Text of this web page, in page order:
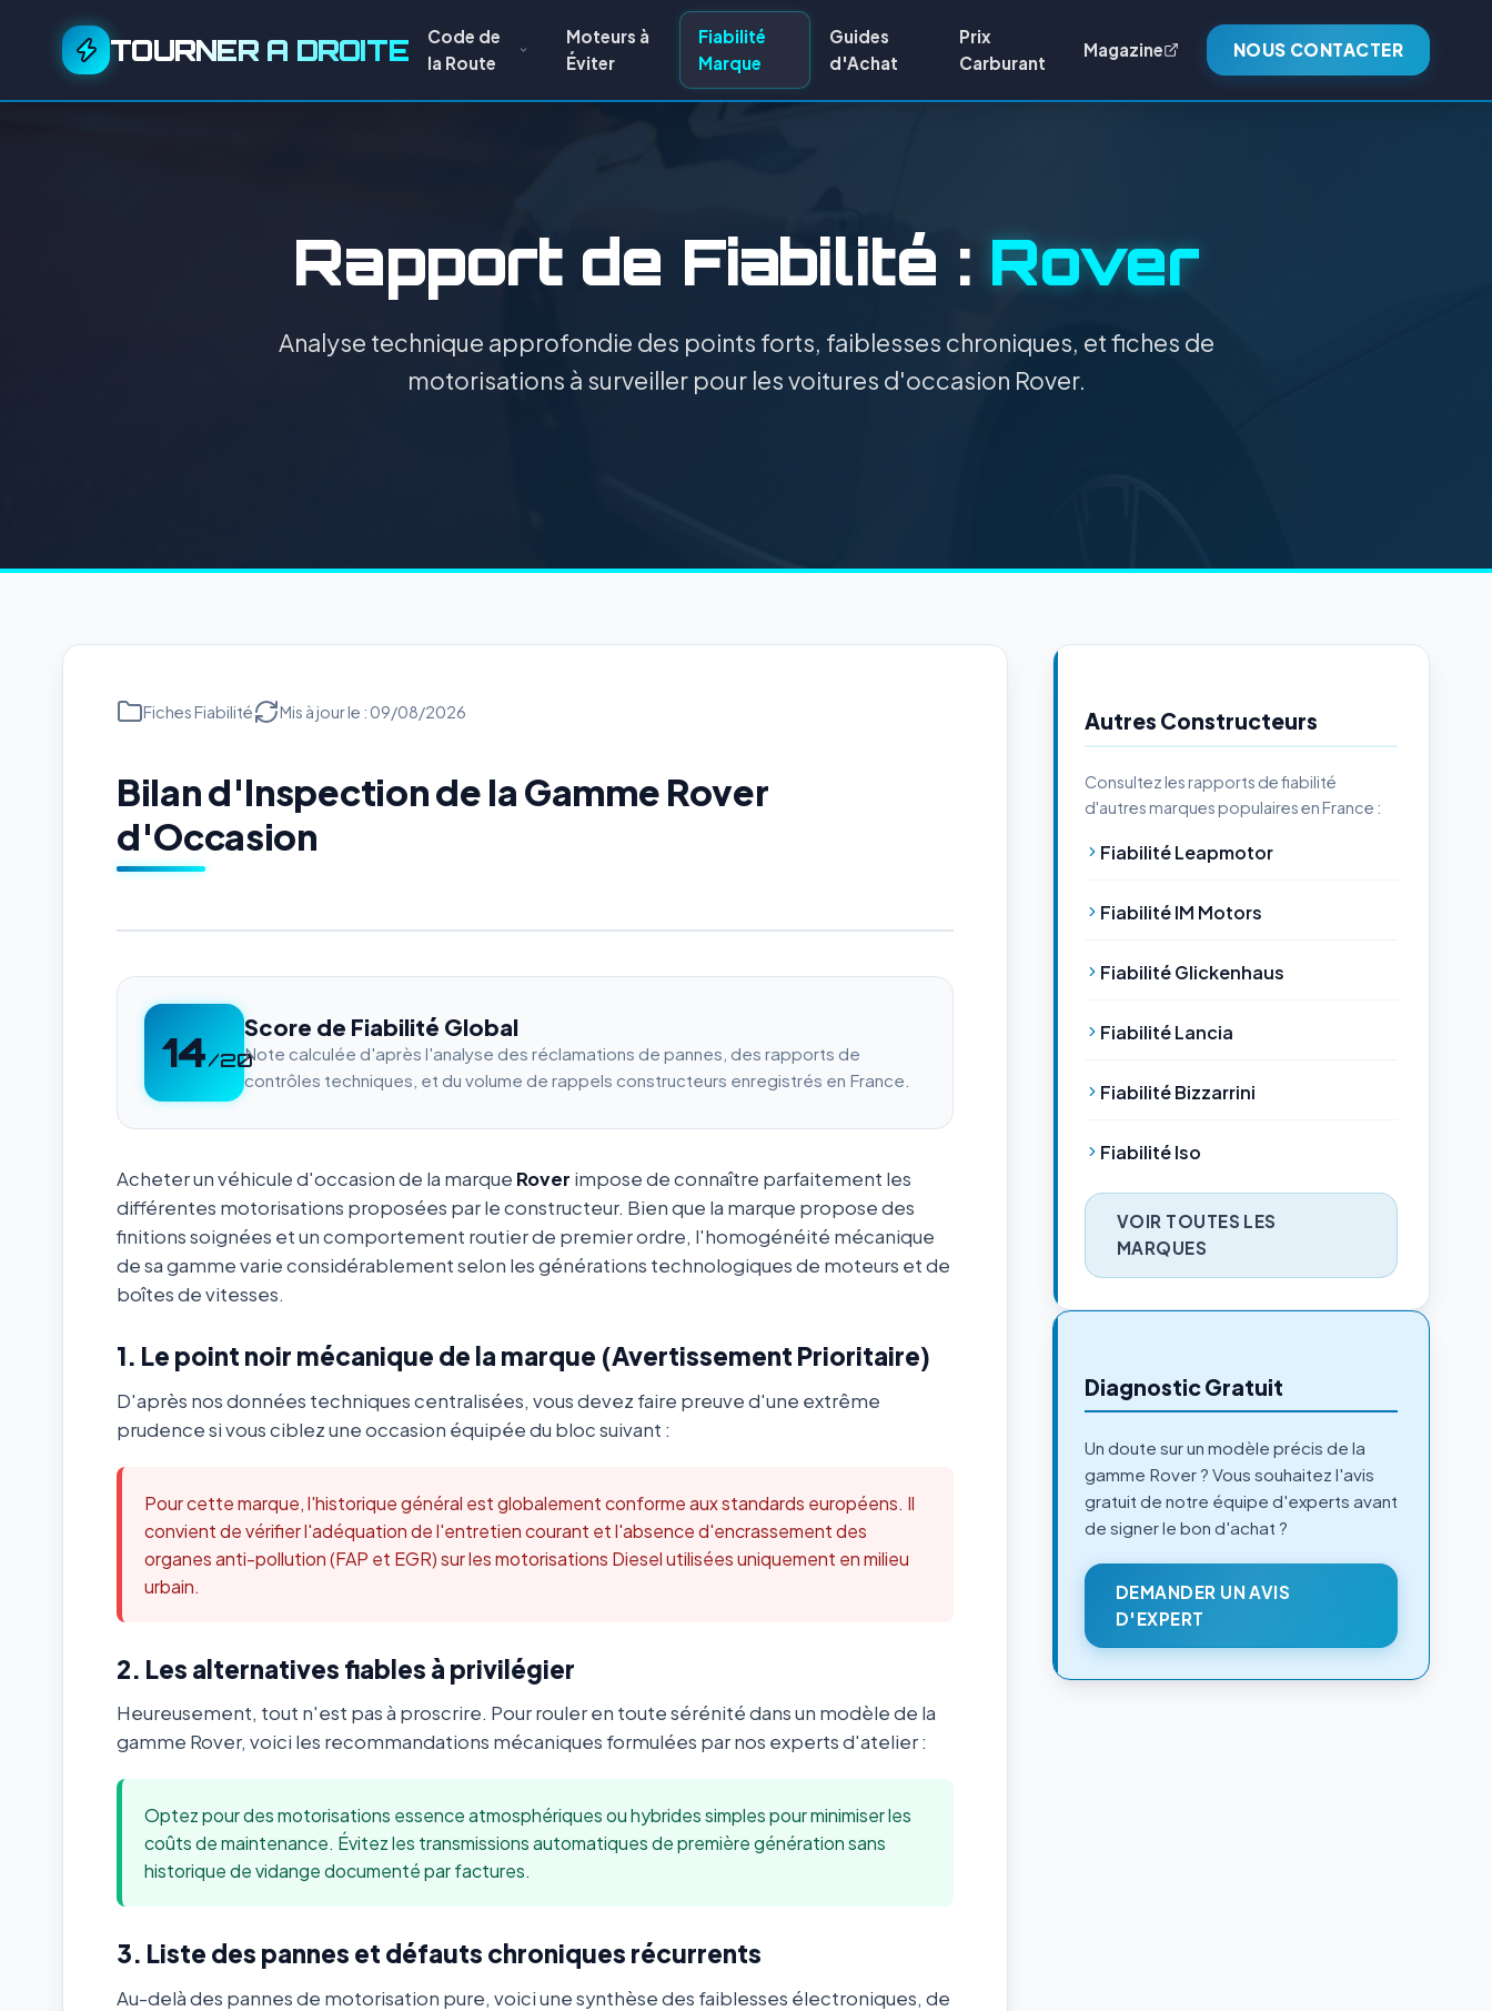
TOURNER A DROITE
Code de
la Route
Moteurs à
Éviter
Fiabilité
Marque
Guides
d'Achat
Prix
Carburant
Magazine NOUS CONTACTER
Rapport de Fiabilité : Rover
Analyse technique approfondie des points forts, faiblesses chroniques, et fiches de
motorisations à surveiller pour les voitures d'occasion Rover.
Fiches Fiabilité Mis à jour le : 09/08/2026
Bilan d'Inspection de la Gamme Rover
d'Occasion
14/20
Score de Fiabilité Global
Note calculée d'après l'analyse des réclamations de pannes, des rapports de
contrôles techniques, et du volume de rappels constructeurs enregistrés en France.
Acheter un véhicule d'occasion de la marque Rover impose de connaître parfaitement les
différentes motorisations proposées par le constructeur. Bien que la marque propose des
finitions soignées et un comportement routier de premier ordre, l'homogénéité mécanique
de sa gamme varie considérablement selon les générations technologiques de moteurs et de
boîtes de vitesses.
1. Le point noir mécanique de la marque (Avertissement Prioritaire)
D'après nos données techniques centralisées, vous devez faire preuve d'une extrême
prudence si vous ciblez une occasion équipée du bloc suivant :
Pour cette marque, l'historique général est globalement conforme aux standards européens. Il
convient de vérifier l'adéquation de l'entretien courant et l'absence d'encrassement des
organes anti-pollution (FAP et EGR) sur les motorisations Diesel utilisées uniquement en milieu
urbain.
2. Les alternatives fiables à privilégier
Heureusement, tout n'est pas à proscrire. Pour rouler en toute sérénité dans un modèle de la
gamme Rover, voici les recommandations mécaniques formulées par nos experts d'atelier :
Optez pour des motorisations essence atmosphériques ou hybrides simples pour minimiser les
coûts de maintenance. Évitez les transmissions automatiques de première génération sans
historique de vidange documenté par factures.
3. Liste des pannes et défauts chroniques récurrents
Au-delà des pannes de motorisation pure, voici une synthèse des faiblesses électroniques, de
Autres Constructeurs
Consultez les rapports de fiabilité
d'autres marques populaires en France :
Fiabilité Leapmotor
Fiabilité IM Motors
Fiabilité Glickenhaus
Fiabilité Lancia
Fiabilité Bizzarrini
Fiabilité Iso
VOIR TOUTES LES
MARQUES
Diagnostic Gratuit
Un doute sur un modèle précis de la
gamme Rover ? Vous souhaitez l'avis
gratuit de notre équipe d'experts avant
de signer le bon d'achat ?
DEMANDER UN AVIS
D'EXPERT